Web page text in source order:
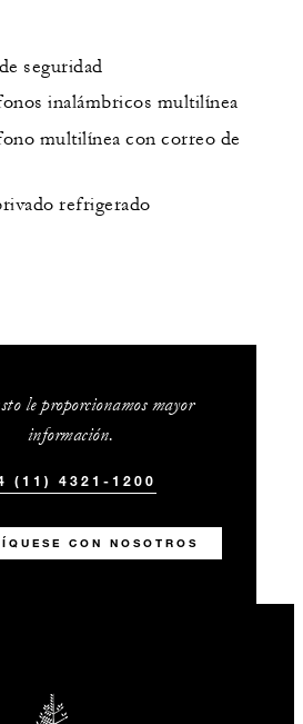
seguridad
inalámbricos multilínea
multilínea con correo de
refrigerado
le proporcionamos mayor
información.
(11) 4321-1200
CON NOSOTROS